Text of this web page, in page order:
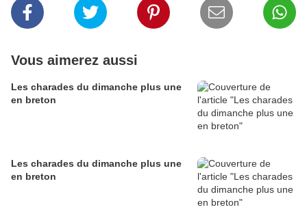
Vous aimerez aussi
Les charades du dimanche plus une
en breton
Les charades du dimanche plus une
en breton